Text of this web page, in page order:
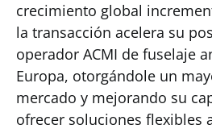
crecimiento global
la transacción acelera su
operador ACMI de fuselaje
Europa, otorgándole un
mercado y mejorando su
ofrecer soluciones flexibles